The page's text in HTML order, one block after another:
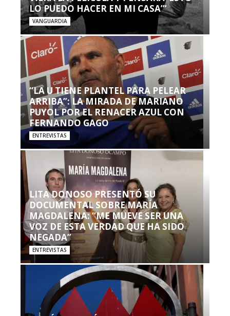
LO PUEDO HACER EN MI CASA’”
VANGUARDIA
“LA U TIENE PLANTEL PARA PELEAR
ARRIBA”: LA MIRADA DE MARIANO
PUYOL POR EL RENACER AZUL CON
FERNANDO GAGO
ENTREVISTAS
LITA DONOSO PRESENTÓ SU
DOCUMENTAL SOBRE MARÍA
MAGDALENA: “ME MUEVE SER UNA
VOZ DE ESTA VERDAD QUE HA SIDO
NEGADA”
ENTREVISTAS